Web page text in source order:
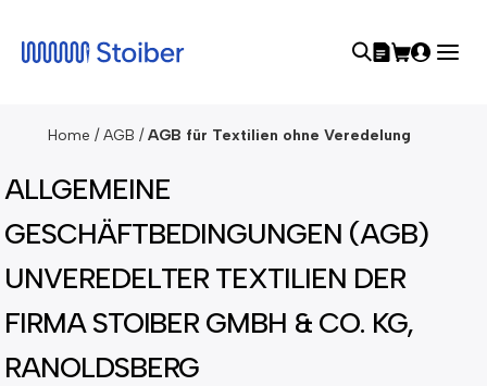
Home /AGB / AGB für Textilien ohne Veredelung
ALLGEMEINE
GESCHÄFTBEDINGUNGEN (AGB)
UNVEREDELTER TEXTILIEN DER
FIRMA STOIBER GMBH & CO. KG,
RANOLDSBERG